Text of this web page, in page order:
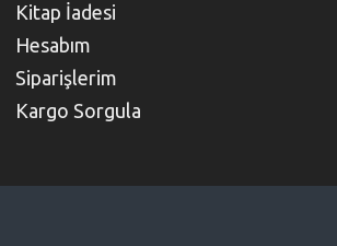
Kitap İadesi
Hesabım
Siparişlerim
Kargo Sorgula